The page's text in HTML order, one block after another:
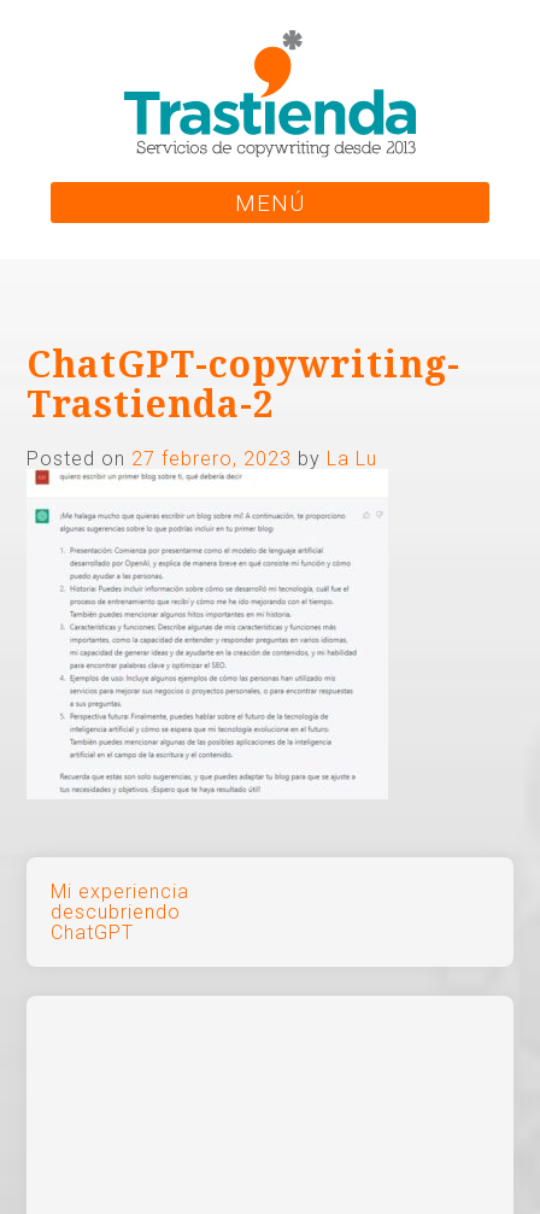
MENÚ
ChatGPT-copywriting-
Trastienda-2
Posted on 27 febrero, 2023 by La Lu
Navegación
de
entradas
Mi experiencia
descubriendo
ChatGPT